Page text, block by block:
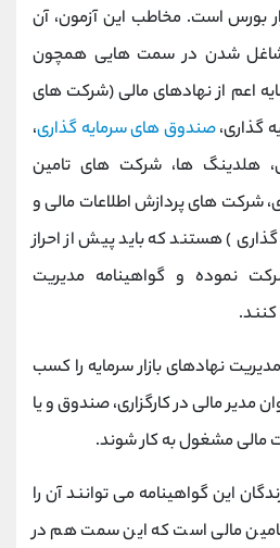
بورس است. مخاطب این آزمون، آن
شاغل شدن در سمت هایی همچون
اعم از نهادهای مالی (شرکت های
گذاری،صندوق های سرمایه گذاری،
هلدینگ ها، شرکت های تامین
شرکت های پردازش اطلاعات مالی و
) هستند که باید پیش از احراز
نموده و گواهینامه مدیریت
کنند.
نهادهای بازار سرمایه را کسب
مدیر مالی در کارگزاری، صندوق و یا
مالی مشغول به کار شوند.
این گواهینامه می توانند آن را
مالی است که این سمت هم در